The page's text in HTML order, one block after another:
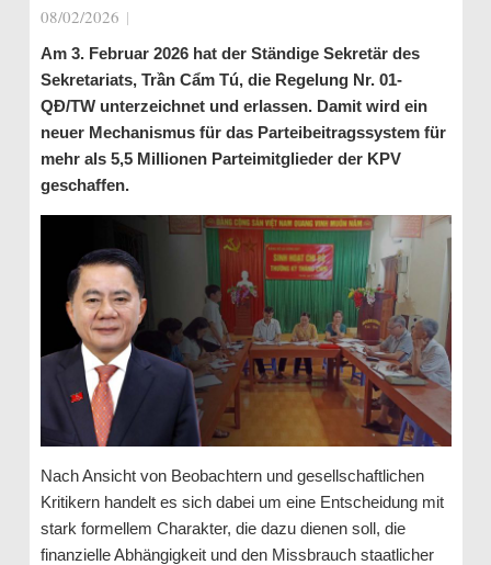
08/02/2026 |
Am 3. Februar 2026 hat der Ständige Sekretär des
Sekretariats, Trần Cẩm Tú, die Regelung Nr. 01-
QĐ/TW unterzeichnet und erlassen. Damit wird ein
neuer Mechanismus für das Parteibeitragssystem für
mehr als 5,5 Millionen Parteimitglieder der KPV
geschaffen.
Nach Ansicht von Beobachtern und gesellschaftlichen
Kritikern handelt es sich dabei um eine Entscheidung mit
stark formellem Charakter, die dazu dienen soll, die
finanzielle Abhängigkeit und den Missbrauch staatlicher